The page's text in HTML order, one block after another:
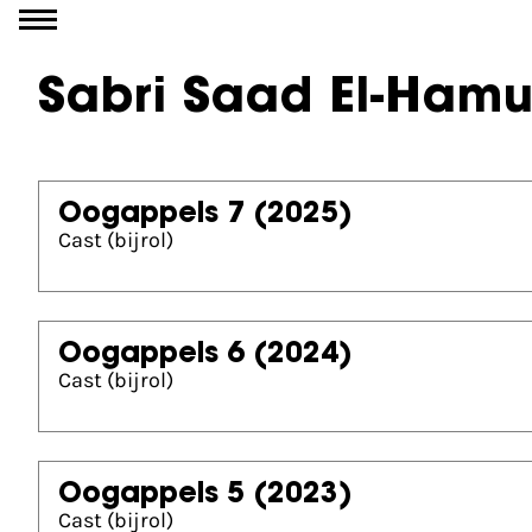
Ga naar inhoud
Sabri Saad El-
Oogappels 7 (2025)
Cast (bijrol)
Oogappels 6 (2024)
Cast (bijrol)
Oogappels 5 (2023)
Cast (bijrol)